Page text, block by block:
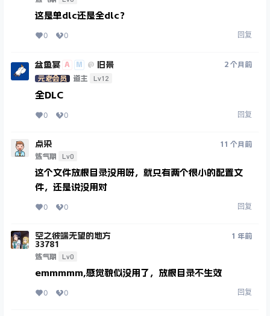
这是单dlc还是全dlc？
0 0 回复
盆鱼宴 A M @ 旧景
元老会员 道主 Lv12
2 个月前
全DLC
0 0 回复
点染
炼气期 Lv0
11 个月前
这个文件放根目录没用呀，就只有两个很小的配置文
件，还是说没用对
0 0 回复
空之彼端无望的地方
33781
炼气期 Lv0
1 年前
emmmmm,感觉貌似没用了，放根目录不生效
0 0 回复